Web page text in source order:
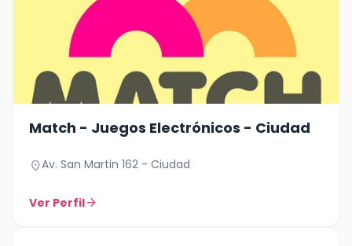
Match - Juegos Electrónicos - Ciudad
location_onAv. San Martin 162 - Ciudad
Ver Perfilarrow_forward